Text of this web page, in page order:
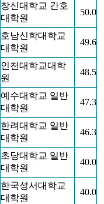
창신대학교 간호
대학원
50.0
호남신학대학교
대학원
49.6
인천대학교대학
원
48.5
예수대학교 일반
대학원
47.3
한려대학교 일반
대학원
46.3
초당대학교 일반
대학원
40.0
한국성서대학교
대학원
40.0